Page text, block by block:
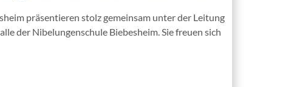
präsentieren stolz gemeinsam unter der Leitung
der Nibelungenschule Biebesheim. Sie freuen sich